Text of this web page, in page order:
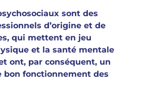
sont des
d’origine et de
qui mettent en jeu
et la santé mentale
ont, par conséquent, un
bon fonctionnement des